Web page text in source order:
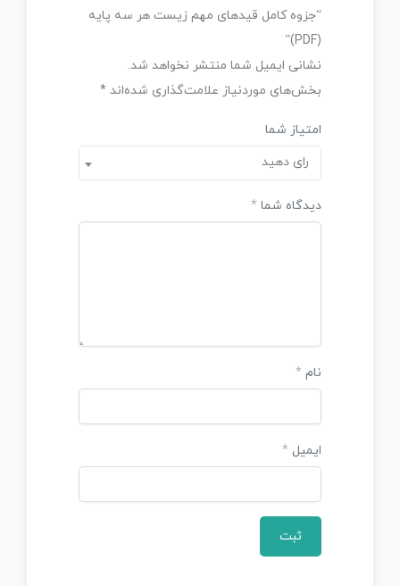
“جزوه کامل قیدهای مهم زیست هر سه پایه
(PDF)”
نشانی ایمیل شما منتشر نخواهد شد.
بخش‌های موردنیاز علامت‌گذاری شده‌اند *
امتیاز شما
رای دهید
دیدگاه شما *
نام *
ایمیل *